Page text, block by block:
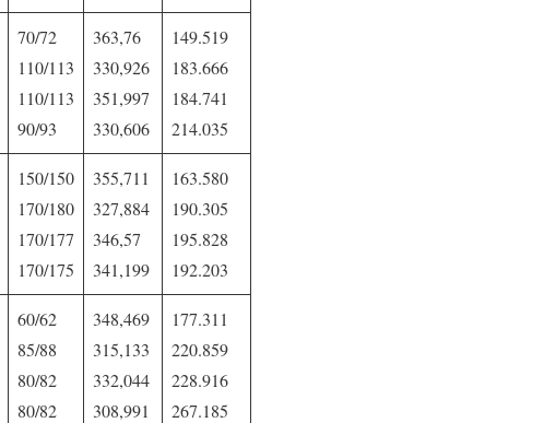
70/72
110/113
110/113
90/93
363,76
330,926
351,997
330,606
149.519
183.666
184.741
214.035
150/150
170/180
170/177
170/175
355,711
327,884
346,57
341,199
163.580
190.305
195.828
192.203
60/62
85/88
80/82
80/82
348,469
315,133
332,044
308,991
177.311
220.859
228.916
267.185